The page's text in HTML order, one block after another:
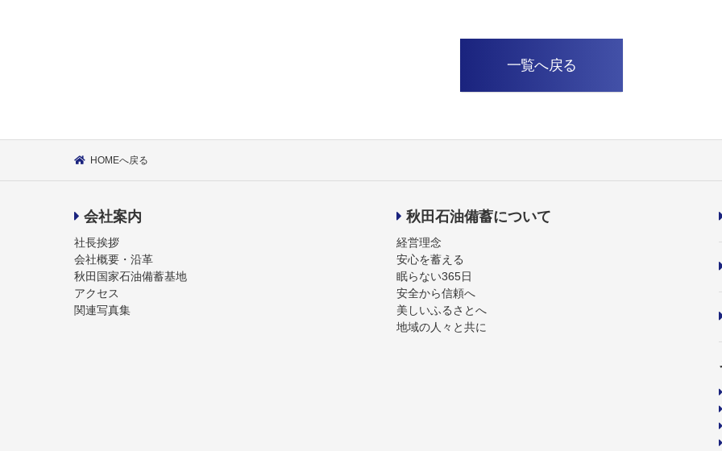
一覧へ戻る
HOMEへ戻る
会社案内
社長挨拶
会社概要・沿革
秋田国家石油備蓄基地
アクセス
関連写真集
秋田石油備蓄について
経営理念
安心を蓄える
眠らない365日
安全から信頼へ
美しいふるさとへ
地域の人々と共に